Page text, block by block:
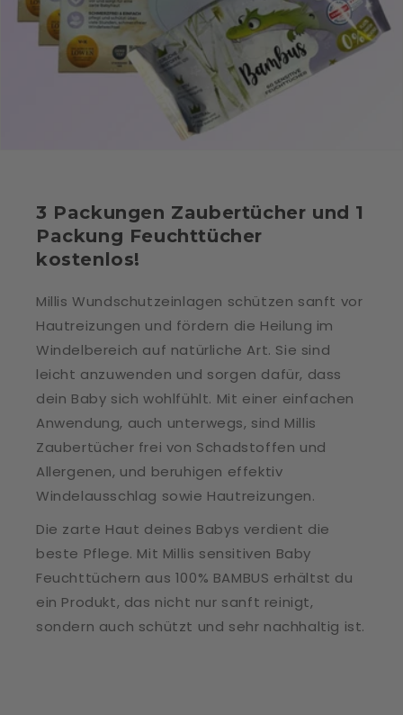
3 Packungen Zaubertücher und 1
Packung Feuchttücher
kostenlos!
Millis Wundschutzeinlagen schützen sanft vor
Hautreizungen und fördern die Heilung im
Windelbereich auf natürliche Art. Sie sind
leicht anzuwenden und sorgen dafür, dass
dein Baby sich wohlfühlt. Mit einer einfachen
Anwendung, auch unterwegs, sind Millis
Zaubertücher frei von Schadstoffen und
Allergenen, und beruhigen effektiv
Windelausschlag sowie Hautreizungen.
Die zarte Haut deines Babys verdient die
beste Pflege. Mit Millis sensitiven Baby
Feuchttüchern aus 100% BAMBUS erhältst du
ein Produkt, das nicht nur sanft reinigt,
sondern auch schützt und sehr nachhaltig ist.